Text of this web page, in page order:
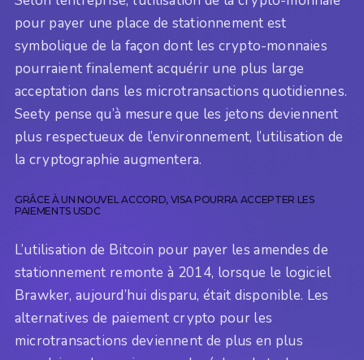
pour payer une place de stationnement est
symbolique de la façon dont les crypto-monnaies
pourraient finalement acquérir une plus large
acceptation dans les microtransactions quotidiennes.
Seety pense qu’à mesure que les jetons deviennent
plus respectueux de l’environnement, l’utilisation de
la cryptographie augmentera.
GRÂCE À UN NOUVEL ACCORD, VISA POURRA ACCEPTER LES
PAIEMENTS USDC
L’utilisation de Bitcoin pour payer les amendes de
stationnement remonte à 2014, lorsque le logiciel
Brawker, aujourd’hui disparu, était disponible. Les
alternatives de paiement crypto pour les
microtransactions deviennent de plus en plus